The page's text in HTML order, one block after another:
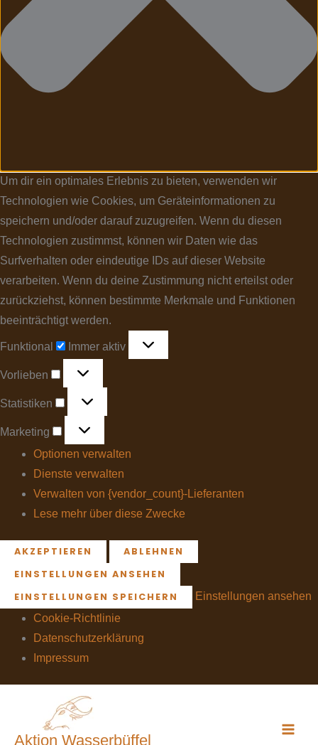
Um dir ein optimales Erlebnis zu bieten, verwenden wir
Technologien wie Cookies, um Geräteinformationen zu
speichern und/oder darauf zuzugreifen. Wenn du diesen
Technologien zustimmst, können wir Daten wie das
Surfverhalten oder eindeutige IDs auf dieser Website
verarbeiten. Wenn du deine Zustimmung nicht erteilst oder
zurückziehst, können bestimmte Merkmale und Funktionen
beeinträchtigt werden.
Funktional Immer aktiv
Vorlieben
Statistiken
Marketing
Optionen verwalten
Dienste verwalten
Verwalten von {vendor_count}-Lieferanten
Lese mehr über diese Zwecke
AKZEPTIEREN
ABLEHNEN
EINSTELLUNGEN ANSEHEN
EINSTELLUNGEN SPEICHERN
Einstellungen ansehen
Cookie-Richtlinie
Datenschutzerklärung
Impressum
Aktion Wasserbüffel
IMG_20230828_160451
Vonwasserbuefffel/31. August 2023